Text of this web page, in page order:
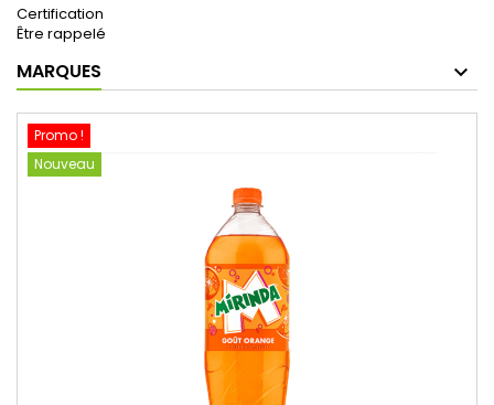
Certification
Être rappelé
MARQUES
Promo !
Nouveau